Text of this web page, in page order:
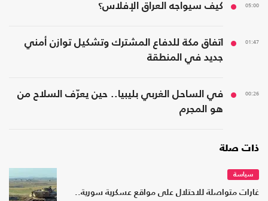
05:00 كيف سيواجه العراق الإفلاس؟
01:47
اتفاق مكة للدفاع المشترك وتشكيل توازن أمني
جديد في المنطقة
00:26
في الساحل الغربي بليبيا.. حين يعرّف السلاح من
هو المجرم
ذات صلة
سياسة
غارات متواصلة للاحتلال على مواقع عسكرية سورية..